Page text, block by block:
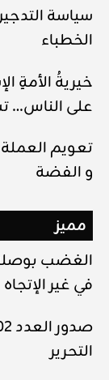
سياسة
الخطباء
خيريةُ الأمةِ
على الناس…
تعويم
و الفضة
مميز
الغضب
في غير الإتجاه
التحرير